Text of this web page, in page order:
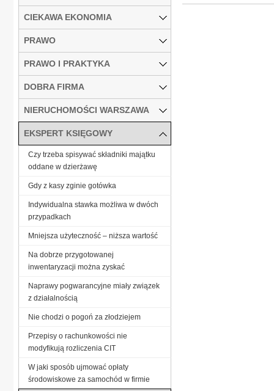
CIEKAWA EKONOMIA
PRAWO
PRAWO I PRAKTYKA
DOBRA FIRMA
NIERUCHOMOŚCI WARSZAWA
EKSPERT KSIĘGOWY
Czy trzeba spisywać składniki majątku
oddane w dzierżawę
Gdy z kasy zginie gotówka
Indywidualna stawka możliwa w dwóch
przypadkach
Mniejsza użyteczność – niższa wartość
Na dobrze przygotowanej
inwentaryzacji można zyskać
Naprawy pogwarancyjne miały związek
z działalnością
Nie chodzi o pogoń za złodziejem
Przepisy o rachunkowości nie
modyfikują rozliczenia CIT
W jaki sposób ujmować opłaty
środowiskowe za samochód w firmie